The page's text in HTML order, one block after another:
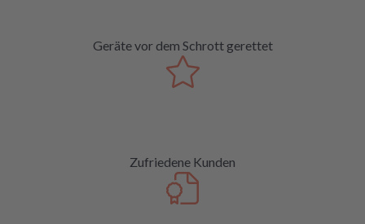
Geräte vor dem Schrott gerettet
Zufriedene Kunden